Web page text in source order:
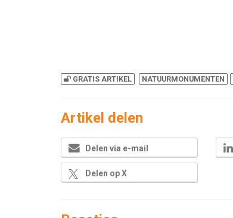
GRATIS ARTIKEL NATUURMONUMENTEN
Artikel delen
Delen via e-mail
Delen op X